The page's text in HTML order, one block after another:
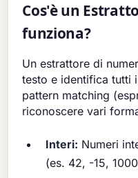
Cos'è un
funziona?
Un estrattore di
testo e identifica tutti
pattern matching
riconoscere vari
Interi: Numeri
(es. 42, -15,